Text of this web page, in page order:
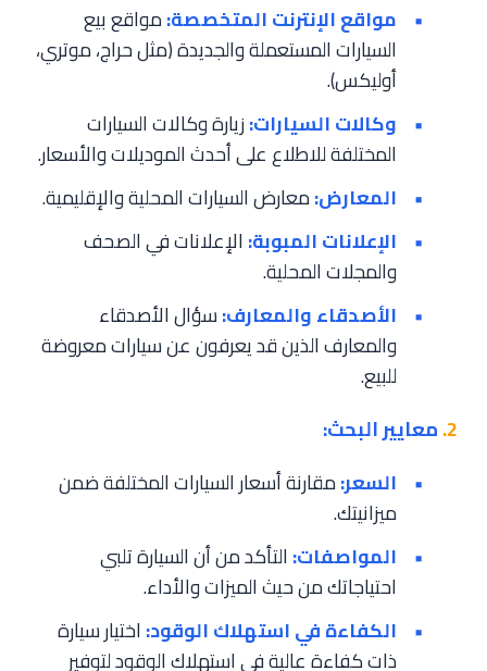
مواقع الإنترنت المتخصصة:مواقع بيع
السيارات المستعملة والجديدة (مثل حراج، موتري،
أوليكس).
وكالات السيارات:زيارة وكالات السيارات
المختلفة للاطلاع على أحدث الموديلات والأسعار.
المعارض:معارض السيارات المحلية والإقليمية.
الإعلانات المبوبة: الإعلانات في الصحف
والمجلات المحلية.
الأصدقاء والمعارف:سؤال الأصدقاء
والمعارف الذين قد يعرفون عن سيارات معروضة
للبيع.
2. معايير البحث:
السعر:مقارنة أسعار السيارات المختلفة ضمن
ميزانيتك.
المواصفات: التأكد من أن السيارة تلبي
احتياجاتك من حيث الميزات والأداء.
الكفاءة في استهلاك الوقود: اختيار سيارة
ذات كفاءة عالية في استهلاك الوقود لتوفير